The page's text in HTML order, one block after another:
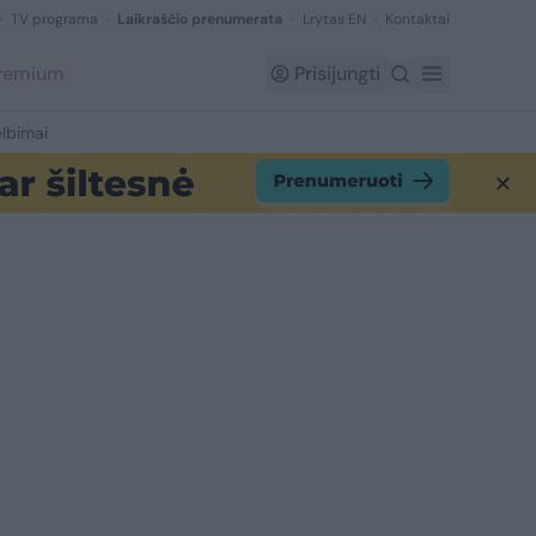
TV programa Laikraščio prenumerata Lrytas EN Kontaktai
Prisijungti